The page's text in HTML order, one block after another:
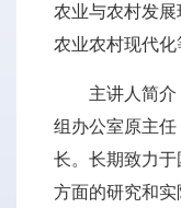
农业与农村发
农业农村现代化
主讲人简
组办公室原主
长。长期致力
方面的研究和实